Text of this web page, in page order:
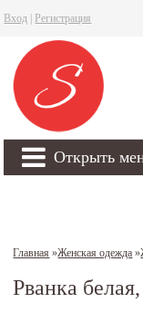
Вход Регистрация
Открыть
Главная »Женская одежда »
Рванка